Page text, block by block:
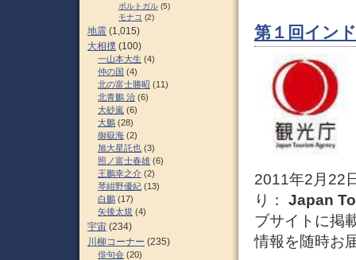
第１回イン
2011年2月22
り： Japan
ブサイトに掲
情報を随時お
ポルトガル (5)
モナコ (2)
地震 (1,015)
大相撲 (100)
一山本大生 (4)
仲の国 (4)
北の富士勝昭 (11)
北青鵬 治 (6)
大砂嵐 (6)
大鵬 (28)
御嶽海 (2)
旭大星託也 (3)
照ノ富士春雄 (6)
王鵬幸之介 (2)
琴紺野優紀 (13)
白鵬 (17)
矢後太規 (4)
宇宙 (234)
川柳コーナー (235)
俳句会 (20)